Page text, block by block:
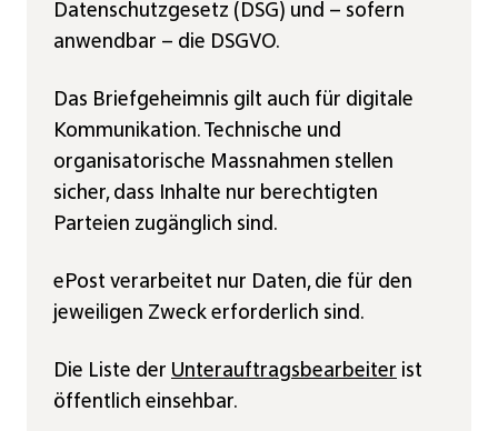
Datenschutzgesetz (DSG) und – sofern
anwendbar – die DSGVO.
Das Briefgeheimnis gilt auch für digitale
Kommunikation. Technische und
organisatorische Massnahmen stellen
sicher, dass Inhalte nur berechtigten
Parteien zugänglich sind.
ePost verarbeitet nur Daten, die für den
jeweiligen Zweck erforderlich sind.
Die Liste der Unterauftragsbearbeiter ist
öffentlich einsehbar.